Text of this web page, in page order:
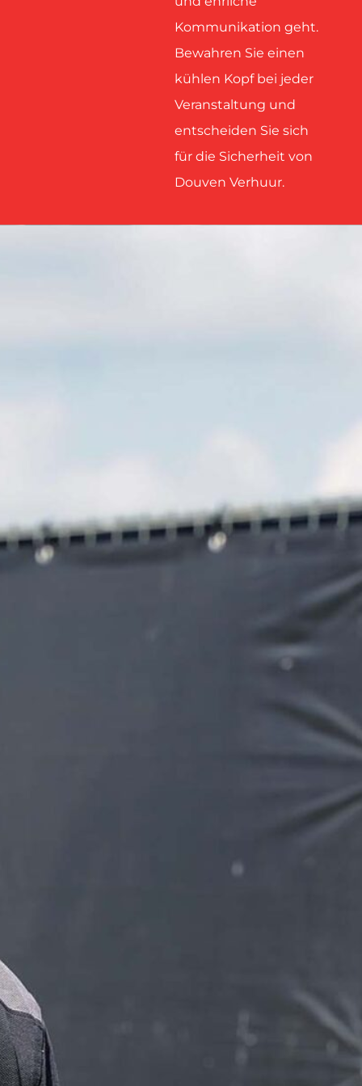
Kommunikation geht.
Bewahren Sie einen
kühlen Kopf bei jeder
Veranstaltung und
entscheiden Sie sich
für die Sicherheit von
Douven Verhuur.